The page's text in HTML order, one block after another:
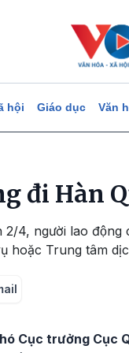
hội Giáo dục Văn
đi Hàn
2/4, người lao
hoặc Trung tâm
Cục trưởng